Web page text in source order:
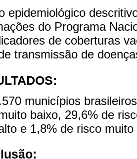
epidemiológico
do Programa
de coberturas
transmissão de
municípios
baixo, 29,6% de
e 1,8% de risco muito